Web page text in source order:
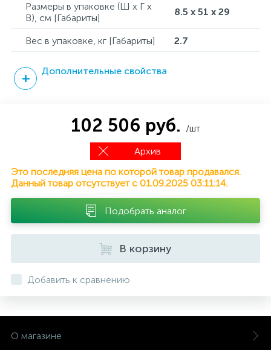
Размеры в упаковке (Ш x Г x
В), см [Габариты]
8.5 x 51 x 29
Вес в упаковке, кг [Габариты] 2.7
Дополнительные свойства
102 506 руб. /шт
Архив
Это последняя цена по которой товар продавался.
Данный товар отсутствует с 01.09.2025 03:11:14.
Подобрать аналог
В корзину
Добавить к сравнению
О магазине